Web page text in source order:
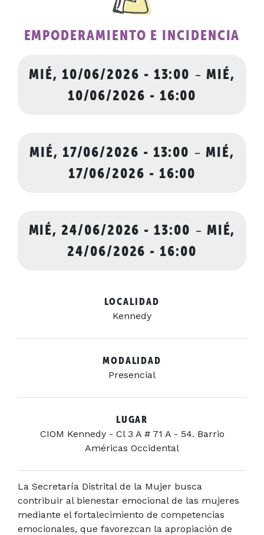
EMPODERAMIENTO E INCIDENCIA
MIÉ, 10/06/2026 - 13:00 -MIÉ,
10/06/2026 - 16:00
MIÉ, 17/06/2026 - 13:00 -MIÉ,
17/06/2026 - 16:00
MIÉ, 24/06/2026 - 13:00 - MIÉ,
24/06/2026 - 16:00
LOCALIDAD
Kennedy
MODALIDAD
Presencial
LUGAR
CIOM Kennedy - Cl 3 A # 71 A - 54. Barrio
Américas Occidental
La Secretaría Distrital de la Mujer busca
contribuir al bienestar emocional de las mujeres
mediante el fortalecimiento de competencias
emocionales, que favorezcan la apropiación de